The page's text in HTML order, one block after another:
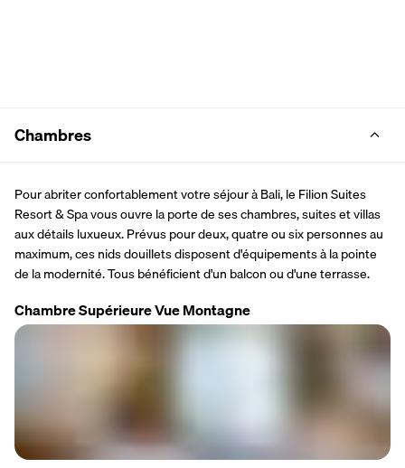
Chambres
Pour abriter confortablement votre séjour à Bali, le Filion Suites
Resort & Spa vous ouvre la porte de ses chambres, suites et villas
aux détails luxueux. Prévus pour deux, quatre ou six personnes au
maximum, ces nids douillets disposent d'équipements à la pointe
de la modernité. Tous bénéficient d'un balcon ou d'une terrasse.
Chambre Supérieure Vue Montagne